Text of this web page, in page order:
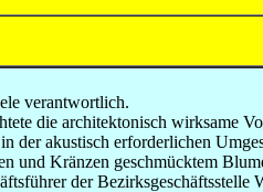
verantwortlich.
die architektonisch wirksame
der akustisch erforderlichen
Kränzen geschmücktem
der